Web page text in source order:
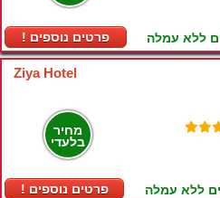
! פרטים נוספים ללא עמלה
Ziya Hotel
מחיר
בלעדי
! פרטים נוספים ללא עמלה